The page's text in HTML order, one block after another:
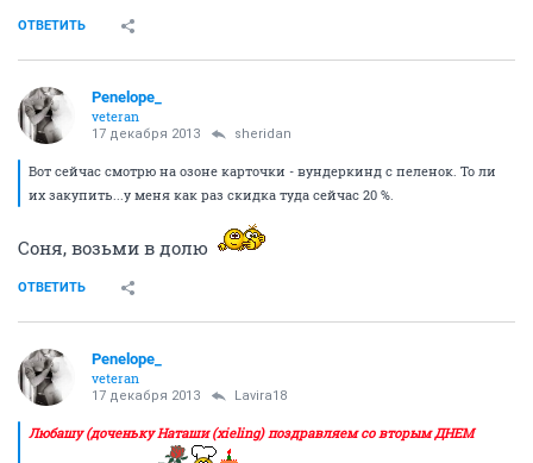
ОТВЕТИТЬ
Penelope_
veteran
17 декабря 2013 sheridan
Вот сейчас смотрю на озоне карточки - вундеркинд с пеленок. То ли
их закупить...у меня как раз скидка туда сейчас 20 %.
Соня, возьми в долю
ОТВЕТИТЬ
Penelope_
veteran
17 декабря 2013 Lavira18
Любашу (доченьку Наташи (xieling) поздравляем со вторым ДНЕМ